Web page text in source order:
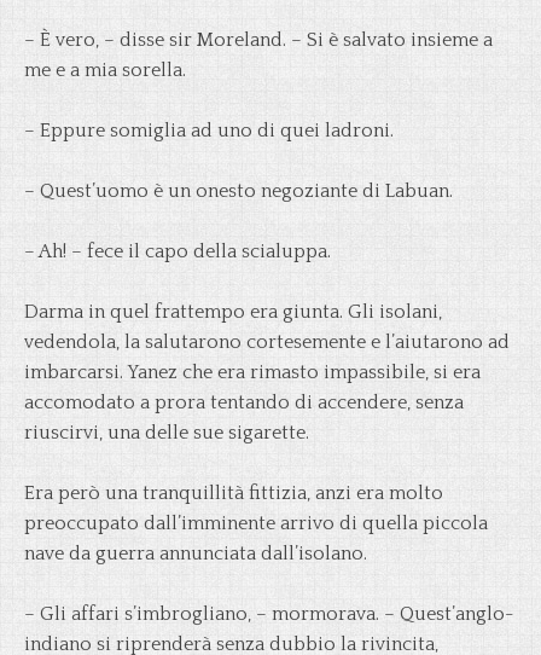
– È vero, – disse sir Moreland. – Si è salvato insieme a
me e a mia sorella.
– Eppure somiglia ad uno di quei ladroni.
– Quest’uomo è un onesto negoziante di Labuan.
– Ah! – fece il capo della scialuppa.
Darma in quel frattempo era giunta. Gli isolani,
vedendola, la salutarono cortesemente e l’aiutarono ad
imbarcarsi. Yanez che era rimasto impassibile, si era
accomodato a prora tentando di accendere, senza
riuscirvi, una delle sue sigarette.
Era però una tranquillità fittizia, anzi era molto
preoccupato dall’imminente arrivo di quella piccola
nave da guerra annunciata dall’isolano.
– Gli affari s’imbrogliano, – mormorava. – Quest’anglo-
indiano si riprenderà senza dubbio la rivincita,